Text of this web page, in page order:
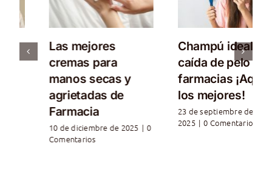
Las mejores
cremas para
manos secas y
agrietadas de
Farmacia
10 de diciembre de 2025 | 0
Comentarios
Champú ideal para
caída de pelo en
farmacias ¡Aquí
los mejores!
23 de septiembre de
0 Comentarios